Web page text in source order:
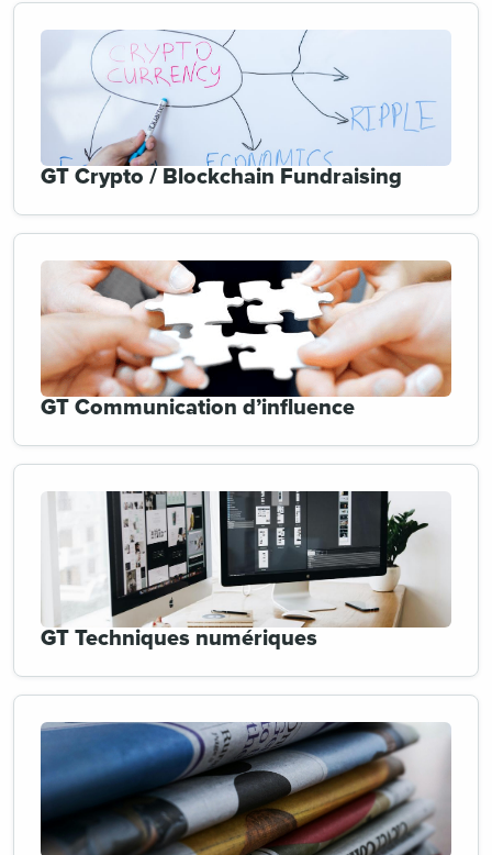
GT Crypto / Blockchain Fundraising
GT Communication d’influence
GT Techniques numériques